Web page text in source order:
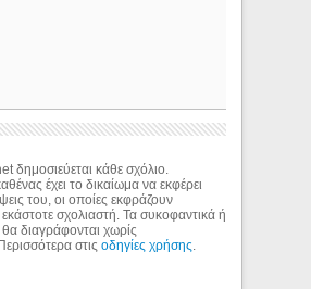
δημοσιεύεται κάθε σχόλιο.
έχει το δικαίωμα να εκφέρει
του, οι οποίες εκφράζουν
εκάστοτε σχολιαστή. Τα συκοφαντικά ή
θα διαγράφονται χωρίς
στιςοδηγίες χρήσης